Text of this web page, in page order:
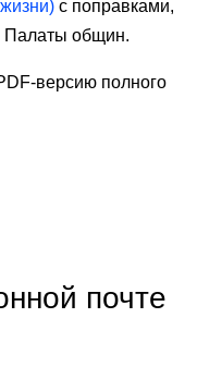
с поправками,
Палаты общин.
версию полного
почте